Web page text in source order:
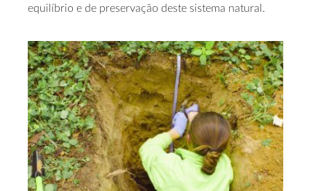
equilíbrio e de preservação deste sistema natural.